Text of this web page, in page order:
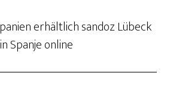
erhältlich sandoz Lübeck
Spanje online